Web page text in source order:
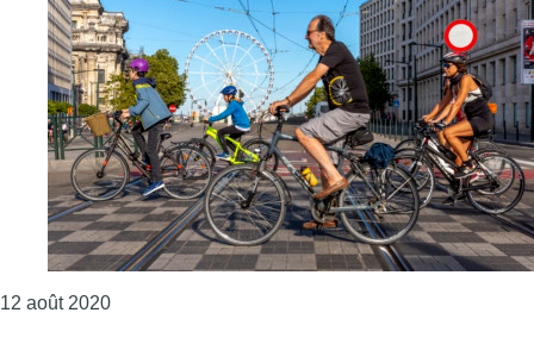
12 août 2020Consulter l'article "Port du masque : le Gracq